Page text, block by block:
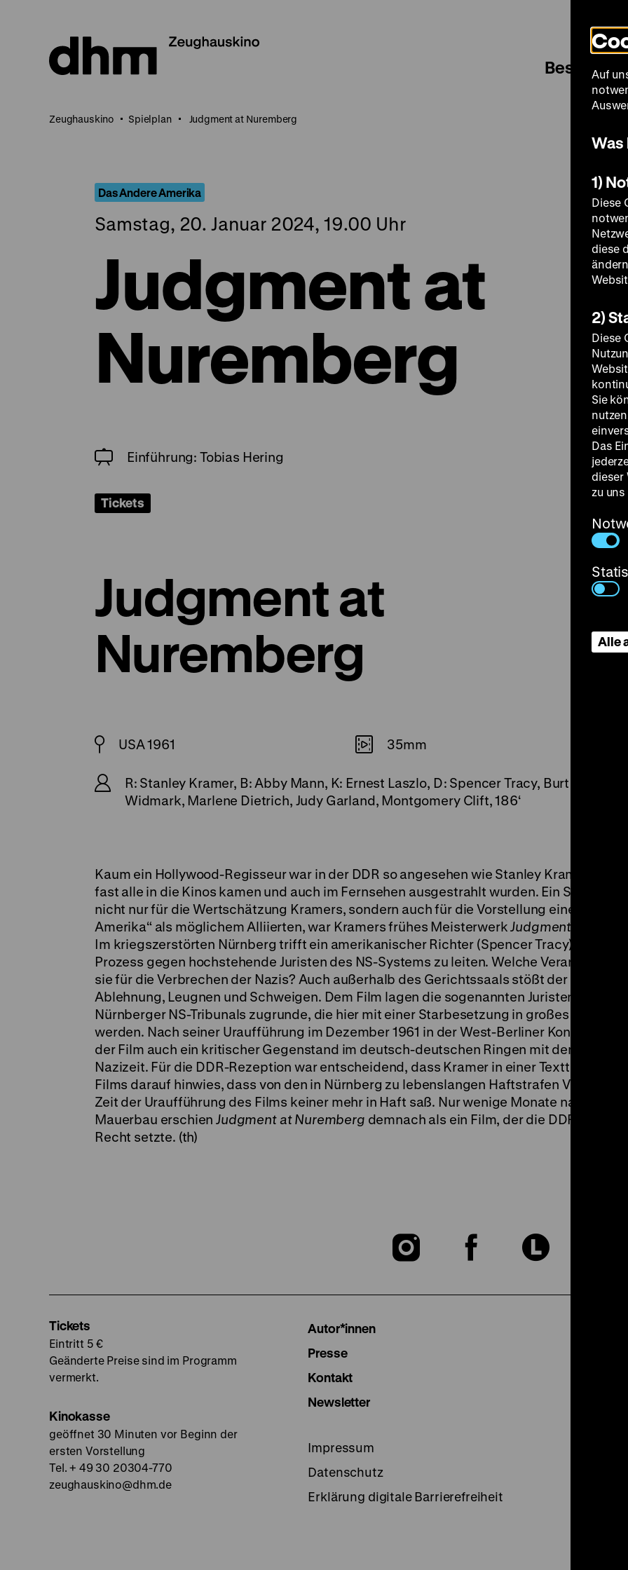
Seiteninhalt
springen
Besuch
Zeughauskino Spielplan Judgment at Nuremberg
Das Andere Amerika
Samstag, 20. Januar 2024, 19.00 Uhr
Judgment at
Nuremberg
Einführung: Tobias Hering
Tickets
Judgment at
Nuremberg
USA 1961 35mm
R: Stanley Kramer, B: Abby Mann, K: Ernest Laszlo, D: Spencer Tracy, Burt
Widmark, Marlene Dietrich, Judy Garland, Montgomery Clift, 186‘
Kaum ein Hollywood-Regisseur war in der DDR so angesehen wie Stanley Kramer,
fast alle in die Kinos kamen und auch im Fernsehen ausgestrahlt wurden. Ein
nicht nur für die Wertschätzung Kramers, sondern auch für die Vorstellung eines
Amerika“ als möglichem Alliierten, war Kramers frühes MeisterwerkJudgment at
Im kriegszerstörten Nürnberg trifft ein amerikanischer Richter (Spencer Tracy) ein, um
Prozess gegen hochstehende Juristen des NS-Systems zu leiten. Welche
sie für die Verbrechen der Nazis? Auch außerhalb des Gerichtssaals stößt der Richter
Ablehnung, Leugnen und Schweigen. Dem Film lagen die sogenannten Juristenprozesse
Nürnberger NS-Tribunals zugrunde, die hier mit einer Starbesetzung in großes Kino
werden. Nach seiner Uraufführung im Dezember 1961 in der West-Berliner
der Film auch ein kritischer Gegenstand im deutsch-deutschen Ringen mit dem Erbe der
Nazizeit. Für die DDR-Rezeption war entscheidend, dass Kramer in einer Texttafel am
Films darauf hinwies, dass von den in Nürnberg zu lebenslangen Haftstrafen
Zeit der Uraufführung des Films keiner mehr in Haft saß. Nur wenige Monate nach dem
Mauerbau erschienJudgment at Nuremberg demnach als ein Film, der die DDR politisch
Recht setzte. (th)
Zu
Zu
Zu
Tickets
Eintritt 5 €
Geänderte Preise sind im Programm
vermerkt.
Kinokasse
geöffnet 30 Minuten vor Beginn der
ersten Vorstellung
Tel. + 49 30 20304-770
zeughauskino@dhm.de
Autor*innen
Presse
Kontakt
Newsletter
Impressum
Datenschutz
Erklärung digitale Barrierefreiheit
Auf
Was
1)
Diese
diese
2)
Diese
Sie
Das
dieser
zu uns
Alle